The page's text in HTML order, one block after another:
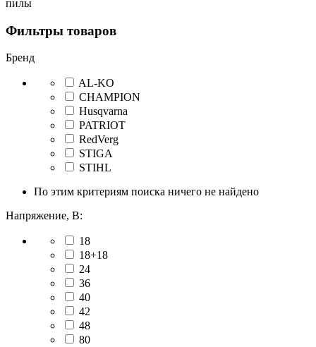
пилы
Фильтры товаров
Бренд
AL-KO
CHAMPION
Husqvarna
PATRIOT
RedVerg
STIGA
STIHL
По этим критериям поиска ничего не найдено
Напряжение, В:
18
18+18
24
36
40
42
48
80